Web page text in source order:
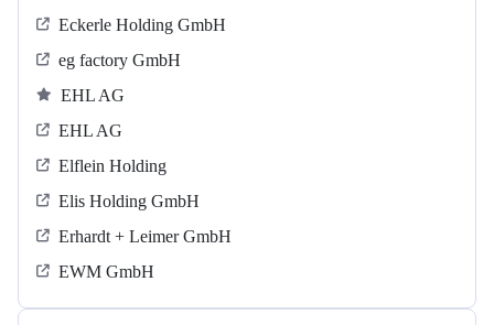
Eckerle Holding GmbH
eg factory GmbH
EHL AG
EHL AG
Elflein Holding
Elis Holding GmbH
Erhardt + Leimer GmbH
EWM GmbH